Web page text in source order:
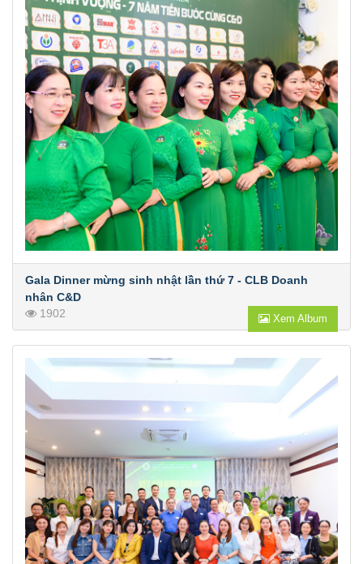
Gala Dinner mừng sinh nhật lần thứ 7 - CLB Doanh
nhân C&D
1902
Xem Album